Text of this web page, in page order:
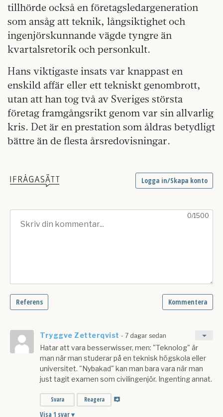
tillhörde också en företagsledargeneration
som ansåg att teknik, långsiktighet och
ingenjörskunnande vägde tyngre än
kvartalsretorik och personkult.
Hans viktigaste insats var knappast en
enskild affär eller ett tekniskt genombrott,
utan att han tog två av Sveriges största
företag framgångsrikt genom var sin allvarlig
kris. Det är en prestation som åldras betydligt
bättre än de flesta årsredovisningar.